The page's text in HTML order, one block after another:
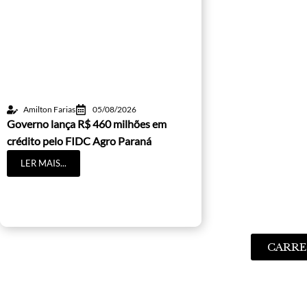
Amilton Farias 05/08/2026
Governo lança R$ 460 milhões em
crédito pelo FIDC Agro Paraná
LER MAIS...